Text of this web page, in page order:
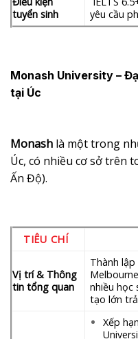
tuyển sinh
yêu cầu
Monash University –
tại Úc
Monash là một trong
Úc, có nhiều cơ sở trên
Ấn Độ).
TIÊU CHÍ
Vị trí & Thông
tin tổng quan
Thành
nhiều học
tạo lớn
Xếp